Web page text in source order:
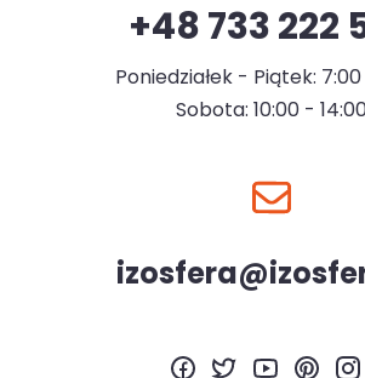
+48 733 222
Poniedziałek - Piątek:
Sobota: 10:00 -